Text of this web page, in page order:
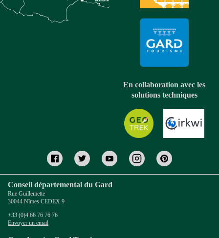
En collaboration avec les
solutions techniques
Conseil départemental du Gard
Rue Guillemette
30044 Nîmes CEDEX 9
+33 (0)4 66 76 76 76
Envoyer un email